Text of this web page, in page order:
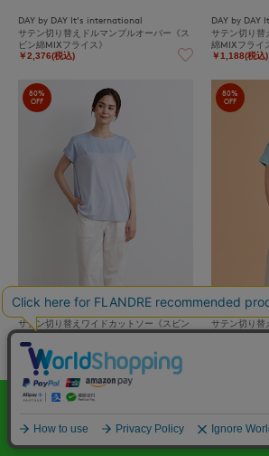
DAY by DAY It's international
サテン切り替えドルマンプルオーバー《ス
ビン綿MIXフライス》
￥2,376(税込)
DAY by
サテン切り替
綿MIXフライ
￥1,188(税込)
80%
OFF
DAY by DAY It's international
サテン切り替えワイドカットソー《スビン
綿MIXフライス》
￥1,188(税込)
80%
OFF
DAY by DAY
サテン切り替
綿MIXフライ
80%
OFF